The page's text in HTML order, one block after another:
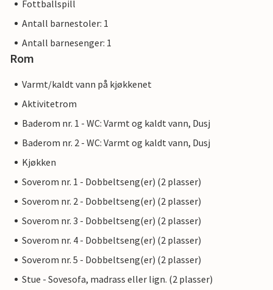
Fottballspill
Antall barnestoler: 1
Antall barnesenger: 1
Rom
Varmt/kaldt vann på kjøkkenet
Aktivitetrom
Baderom nr. 1 - WC: Varmt og kaldt vann, Dusj
Baderom nr. 2 - WC: Varmt og kaldt vann, Dusj
Kjøkken
Soverom nr. 1 - Dobbeltseng(er) (2 plasser)
Soverom nr. 2 - Dobbeltseng(er) (2 plasser)
Soverom nr. 3 - Dobbeltseng(er) (2 plasser)
Soverom nr. 4 - Dobbeltseng(er) (2 plasser)
Soverom nr. 5 - Dobbeltseng(er) (2 plasser)
Stue - Sovesofa, madrass eller lign. (2 plasser)